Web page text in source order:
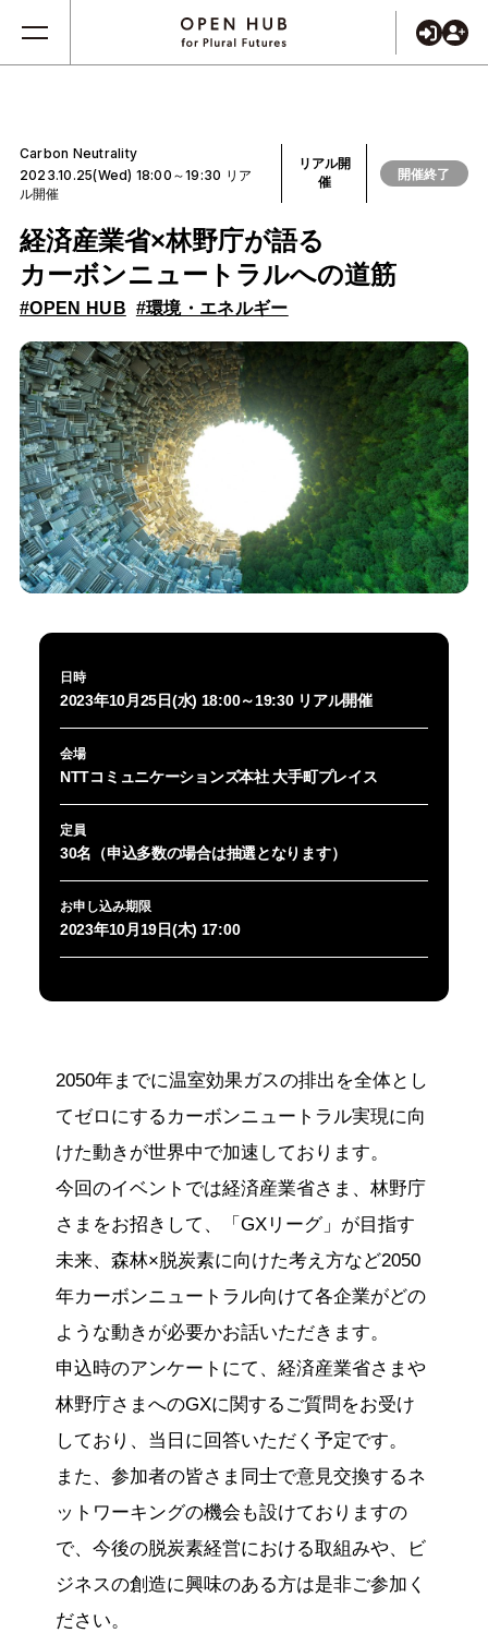
Carbon Neutrality
2023.10.25(Wed) 18:00～19:30 リア
ル開催
リアル開
催
開催終了
経済産業省×林野庁が語る
カーボンニュートラルへの道筋
#OPEN HUB #環境・エネルギー
日時
2023年10月25日(水) 18:00～19:30 リアル開催
会場
NTTコミュニケーションズ本社 大手町プレイス
定員
30名（申込多数の場合は抽選となります）
お申し込み期限
2023年10月19日(木) 17:00
2050年までに温室効果ガスの排出を全体とし
てゼロにするカーボンニュートラル実現に向
けた動きが世界中で加速しております。
今回のイベントでは経済産業省さま、林野庁
さまをお招きして、「GXリーグ」が目指す
未来、森林×脱炭素に向けた考え方など2050
年カーボンニュートラル向けて各企業がどの
ような動きが必要かお話いただきます。
申込時のアンケートにて、経済産業省さまや
林野庁さまへのGXに関するご質問をお受け
しており、当日に回答いただく予定です。
また、参加者の皆さま同士で意見交換するネ
ットワーキングの機会も設けておりますの
で、今後の脱炭素経営における取組みや、ビ
ジネスの創造に興味のある方は是非ご参加く
ださい。